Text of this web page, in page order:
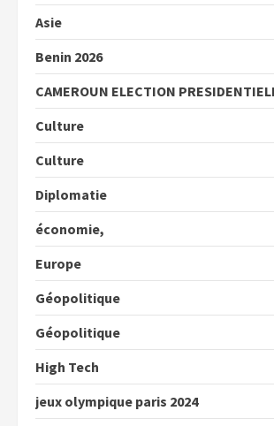
Asie
Benin 2026
CAMEROUN ELECTION
Culture
Culture
Diplomatie
économie,
Europe
Géopolitique
Géopolitique
High Tech
jeux olympique paris 2024